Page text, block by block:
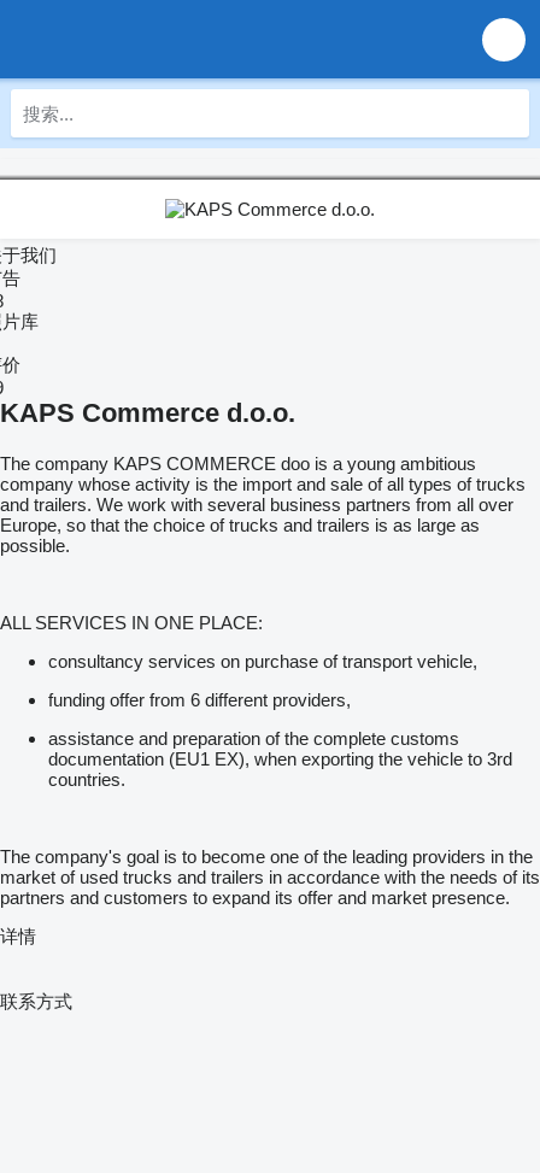
我们
库
KAPS Commerce d.o.o.
The company KAPS COMMERCE doo is a young ambitious
company whose activity is the import and sale of all types of trucks
and trailers. We work with several business partners from all over
Europe, so that the choice of trucks and trailers is as large as
possible.
ALL SERVICES IN ONE PLACE:
consultancy services on purchase of transport vehicle,
funding offer from 6 different providers,
assistance and preparation of the complete customs
documentation (EU1 EX), when exporting the vehicle to 3rd
countries.
The company's goal is to become one of the leading providers in the
market of used trucks and trailers in accordance with the needs of its
partners and customers to expand its offer and market presence.
详情
联系方式